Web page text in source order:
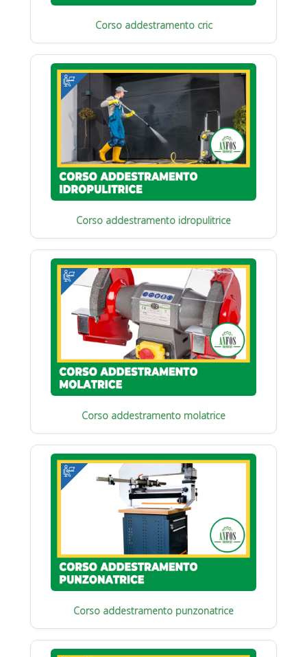
Corso addestramento cric
Corso addestramento idropulitrice
Corso addestramento molatrice
Corso addestramento punzonatrice